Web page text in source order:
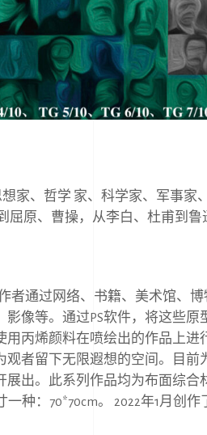
家、哲学 家、科学家、军事家
屈原、曹操，从李⽩、杜甫到鲁
者通过⽹络、书籍、美术馆、
影像等。通过PS软件，将这些原
丙烯颜料在喷绘出的作品上进
者留下⽆限遐想的空间。⽬前
出。此系列作品均为布⾯综合
种： 70*70cm。 2022年1 ⽉创作